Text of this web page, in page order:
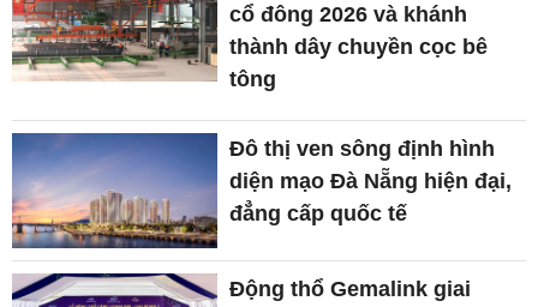
cổ đông 2026 và khánh
thành dây chuyền cọc bê
tông
Đô thị ven sông định hình
diện mạo Đà Nẵng hiện đại,
đẳng cấp quốc tế
Động thổ Gemalink giai